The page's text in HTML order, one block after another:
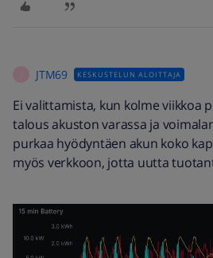
JTM69 KESKUSTELUN ALOITTAJA
Ei valittamista, kun kolme viikkoa
talous akuston varassa ja
purkaa hyödyntäen akun koko
myös verkkoon, jotta uutta